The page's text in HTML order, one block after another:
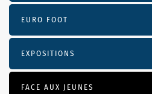
EURO FOOT
EXPOSITIONS
FACE AUX JEUNES